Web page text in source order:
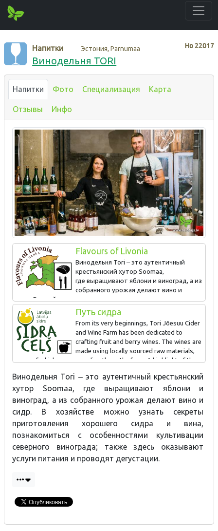
Нo 22017
Напитки Эстония, Parnumaa
Винодельня TORI
Напитки Фото Специализация Карта
Отзывы Инфо
Flavours of Livonia
Винодельня Tori ‒ это аутентичный
крестьянский хутор Soomaa,
где выращивают яблони и виноград, а из
собранного урожая делают вино и
сидр. В хозяйстве можно узнать секреты приготовления
хорошего сидра и вина, познакомиться с особенностями
культивации северного винограда; также здесь оказывают
услуги питания и проводят дегустации.
Домашний сидр
Путь сидра
From its very beginnings, Tori Jõesuu Cider
and Wine Farm has been dedicated to
crafting fruit and berry wines. The wines are
made using locally sourced raw materials,
many of which are grown directly on the farm. A highlight of the
distinctive and unique flavor to their ciders.
Винодельня Tori ‒ это аутентичный крестьянский
хутор Soomaa, где выращивают яблони и
виноград, а из собранного урожая делают вино и
сидр. В хозяйстве можно узнать секреты
приготовления хорошего сидра и вина,
познакомиться с особенностями культивации
северного винограда; также здесь оказывают
услуги питания и проводят дегустации.